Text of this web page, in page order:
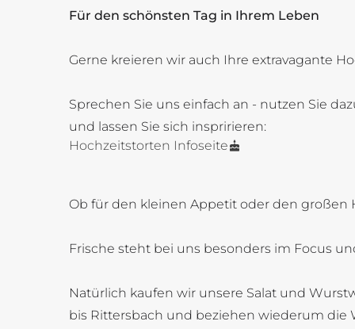
Für den schönsten Tag in Ihrem Leben
Gerne kreieren wir auch Ihre extravagante
Sprechen Sie uns einfach an - nutzen Sie
und lassen Sie sich inspririeren:
Hochzeitstorten Infoseite
Ob für den kleinen Appetit oder den großen
Frische steht bei uns besonders im Focus
Natürlich kaufen wir unsere Salat und
bis Rittersbach und beziehen wiederum die